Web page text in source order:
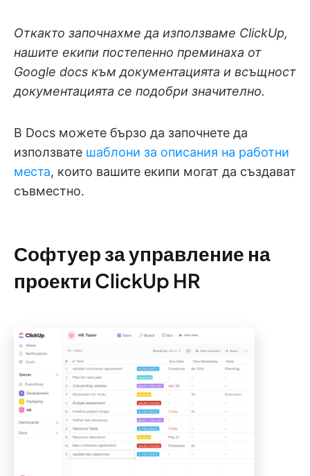
Откакто започнахме да използваме ClickUp,
нашите екипи постепенно преминаха от
Google docs към документацията и всъщност
документацията се подобри значително.
В Docs можете бързо да започнете да
използвате шаблони за описания на работни
места, които вашите екипи могат да създават
съвместно.
Софтуер за управление на
проекти ClickUp HR